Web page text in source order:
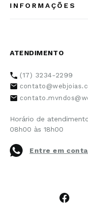
Conheça a linha
INFORMAÇÕES
Cancelamento de
Certificado de
Forma de Pagamento
Prazo de Entrega
ATENDIMENTO
(17) 3234-2299
Horário de
08h00 às 18h00
Entre em